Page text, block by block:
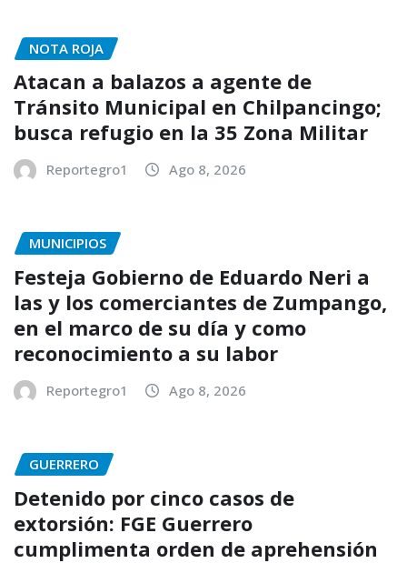
NOTA ROJA
Atacan a balazos a agente de
Tránsito Municipal en Chilpancingo;
busca refugio en la 35 Zona Militar
Reportegro1 Ago 8, 2026
MUNICIPIOS
Festeja Gobierno de Eduardo Neri a
las y los comerciantes de Zumpango,
en el marco de su día y como
reconocimiento a su labor
Reportegro1 Ago 8, 2026
GUERRERO
Detenido por cinco casos de
extorsión: FGE Guerrero
cumplimenta orden de aprehensión